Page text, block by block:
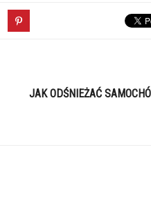
JAK ODŚNIEŻAĆ